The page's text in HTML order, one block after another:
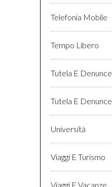
Telefonia Mobile
Tempo Libero
Tutela E Denunce
Tutela E Denunce
Università
Viaggi E Turismo
Viaggi E Vacanze